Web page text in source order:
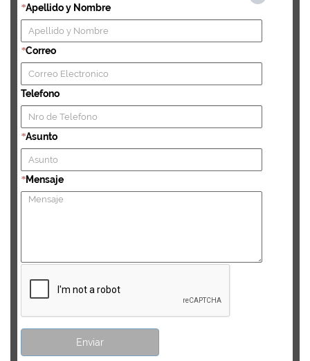
*Apellido y Nombre
*Correo
Telefono
*Asunto
*Mensaje